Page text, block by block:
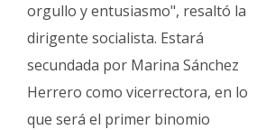
orgullo y entusiasmo", resaltó la
dirigente socialista. Estará
secundada por Marina Sánchez
Herrero como vicerrectora, en lo
que será el primer binomio